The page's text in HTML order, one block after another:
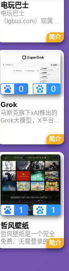
电玩巴士
电玩巴士
（tgbus.com）现属于
注于解决游戏用户需
求的综合性游戏门户
网站，电玩巴士是一
个全面的综合性游戏
门户，专注于为全球
玩家提供主机、PC及
移动端游戏的全方位
资讯。
简介
Grok
马斯克旗下xAI推出的
Grok大模型，X平台实
体协作的核心优势。
针对其中文能力、隐
私安全及幻觉问题等
高频疑问进行客观解
答，提供AI选型参
考。
简介
哲风壁纸
哲风壁纸是一个完全
免费、无需登录的高
清壁纸下载网站。提
简介